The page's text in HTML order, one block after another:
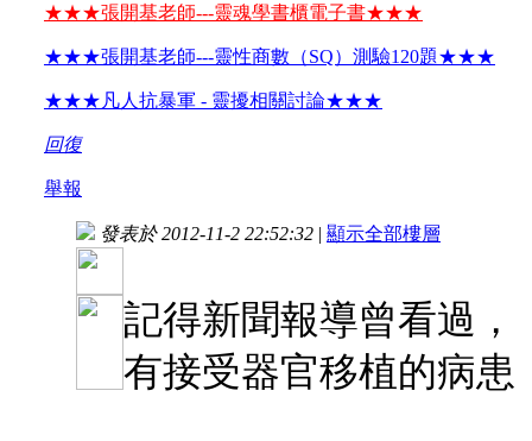
★★★張開基老師---靈魂學書櫃電子書★★★
★★★張開基老師---靈性商數（SQ）測驗120題★★★
★★★凡人抗暴軍 - 靈擾相關討論★★★
回復
舉報
發表於 2012-11-2 22:52:32 | 顯示全部樓層
記得新聞報導曾看過，
有接受器官移植的病